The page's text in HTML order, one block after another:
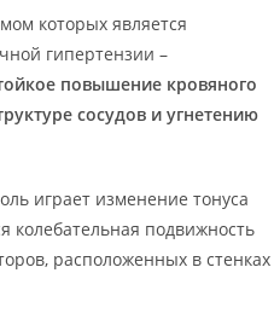
которых является
гипертензии –
повышение кровяного
сосудов и угнетению
играет изменение тонуса
колебательная подвижность
расположенных в стенках